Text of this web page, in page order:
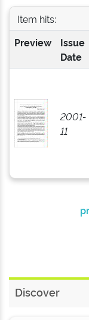
Item hits:
Preview
Issue
Date
2001-
11
Discover